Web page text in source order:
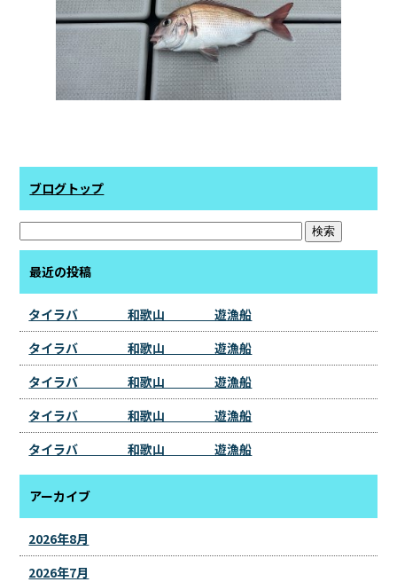
ブログトップ
最近の投稿
タイラバ 和歌山 遊漁船
タイラバ 和歌山 遊漁船
タイラバ 和歌山 遊漁船
タイラバ 和歌山 遊漁船
タイラバ 和歌山 遊漁船
アーカイブ
2026年8月
2026年7月